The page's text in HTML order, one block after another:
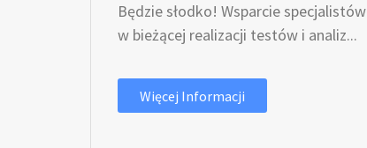
Będzie słodko! Wsparcie specjalistów
w bieżącej realizacji testów i analiz...
Więcej Informacji